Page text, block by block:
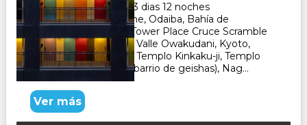
Paquete Turistico de 13 dias 12 noches
Visitando Tokyo, Hakone, Odaiba, Bahía de
Tokyo, Yebisu Garden Tower Place Cruce Scramble
en Shibuya, Lago Ashi, Valle Owakudani, Kyoto,
Nara, Templo Tenryu-ji, Templo Kinkaku-ji, Templo
Sanjusangendo, Gion (barrio de geishas), Nag...
Ver más